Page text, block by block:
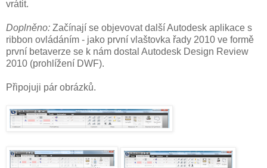
vrátit.
Doplněno: Začínají se objevovat další Autodesk aplikace s
ribbon ovládáním - jako první vlaštovka řady 2010 ve formě
první betaverze se k nám dostal Autodesk Design Review
2010 (prohlížení DWF).
Připojuji pár obrázků.